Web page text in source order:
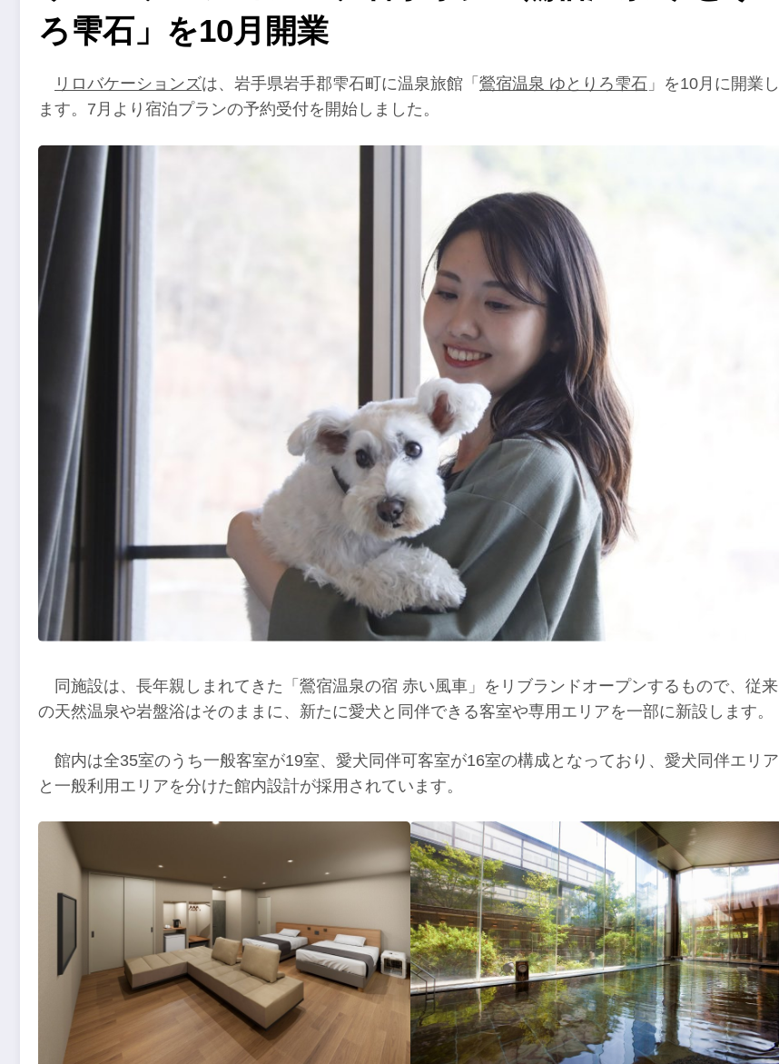
ろ雫石」を10月開業
リロバケーションズは、岩手県岩手郡雫石町に温泉旅館「 鶯宿温泉 ゆとりろ雫石 」を10月に開業し
ます。7月より宿泊プランの予約受付を開始しました。
同施設は、長年親しまれてきた「鶯宿温泉の宿 赤い風車」をリブランドオープンするもので、従来
の天然温泉や岩盤浴はそのままに、新たに愛犬と同伴できる客室や専用エリアを一部に新設します。
館内は全35室のうち一般客室が19室、愛犬同伴可客室が16室の構成となっており、愛犬同伴エリア
と一般利用エリアを分けた館内設計が採用されています。